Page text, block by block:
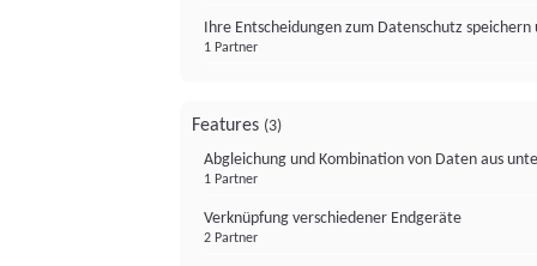
Ihre Entscheidungen zum Datenschutz
1 Partner
Features (3)
Abgleichung und Kombination von Daten aus
1 Partner
Verknüpfung verschiedener Endgeräte
2 Partner